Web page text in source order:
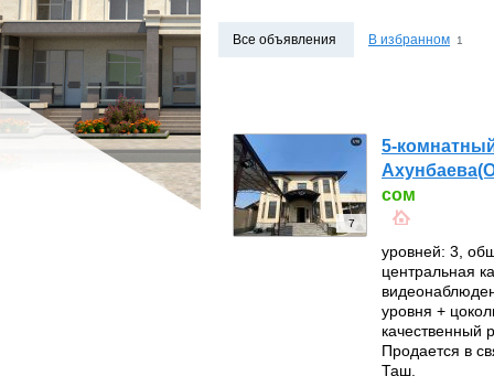
ПРОМБАЗЫ ПРОМБАЗЫ
Все объявления В избранном 1
7
5-
сом
уровней: 3,
центральная
уровня +
качественный
Продается в
Таш.